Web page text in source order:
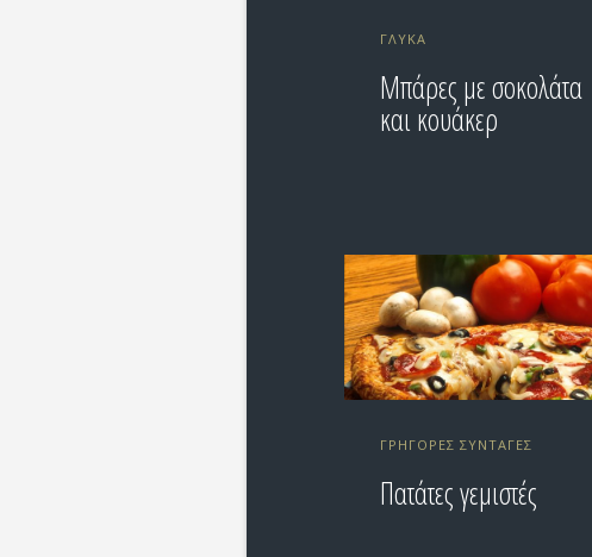
ΓΛΥΚΆ
Μπάρες με σοκολάτα
και κουάκερ
ΓΡΉΓΟΡΕΣ ΣΥΝΤΑΓΈΣ
Πατάτες γεμιστές